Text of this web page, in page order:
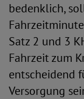
bedenklich,
Satz 2 und 3
Fahrzeit zum
entscheidend
Versorgung